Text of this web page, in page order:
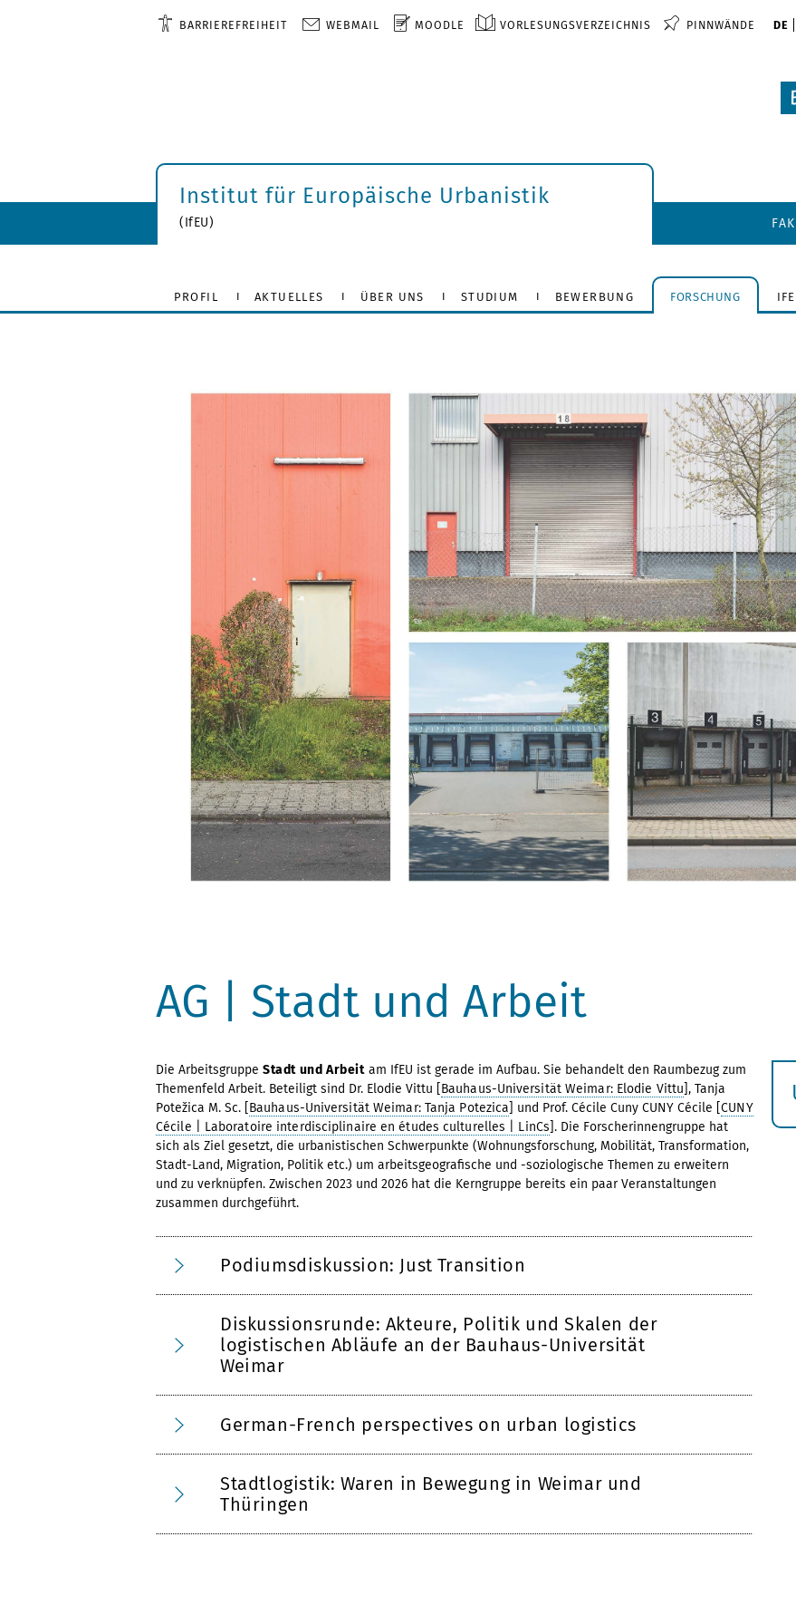
BARRIEREFREIHEIT WEBMAIL MOODLE VORLESUNGSVERZEICHNIS PINNWÄNDE DE
Institut für Europäische Urbanistik
(IfEU)
PROFIL AKTUELLES ÜBER UNS STUDIUM BEWERBUNG FORSCHUNG
AG | Stadt und Arbeit
Die Arbeitsgruppe Stadt und Arbeitam IfEU ist gerade im Aufbau. Sie behandelt den Raumbezug zum
Themenfeld Arbeit. Beteiligt sind Dr. Elodie Vittu [ Bauhaus-Universität Weimar: Elodie Vittu ], Tanja
Potežica M. Sc. [ Bauhaus-Universität Weimar: Tanja Potezica ] und Prof. Cécile Cuny CUNY Cécile [CUNY
Cécile | Laboratoire interdisciplinaire en études culturelles | LinCs ]. Die Forscherinnengruppe hat
sich als Ziel gesetzt, die urbanistischen Schwerpunkte (Wohnungsforschung, Mobilität, Transformation,
Stadt-Land, Migration, Politik etc.) um arbeitsgeografische und -soziologische Themen zu erweitern
und zu verknüpfen. Zwischen 2023 und 2026 hat die Kerngruppe bereits ein paar Veranstaltungen
zusammen durchgeführt.
Podiumsdiskussion: Just Transition
Diskussionsrunde: Akteure, Politik und Skalen der
logistischen Abläufe an der Bauhaus-Universität
Weimar
German-French perspectives on urban logistics
Stadtlogistik: Waren in Bewegung in Weimar und
Thüringen